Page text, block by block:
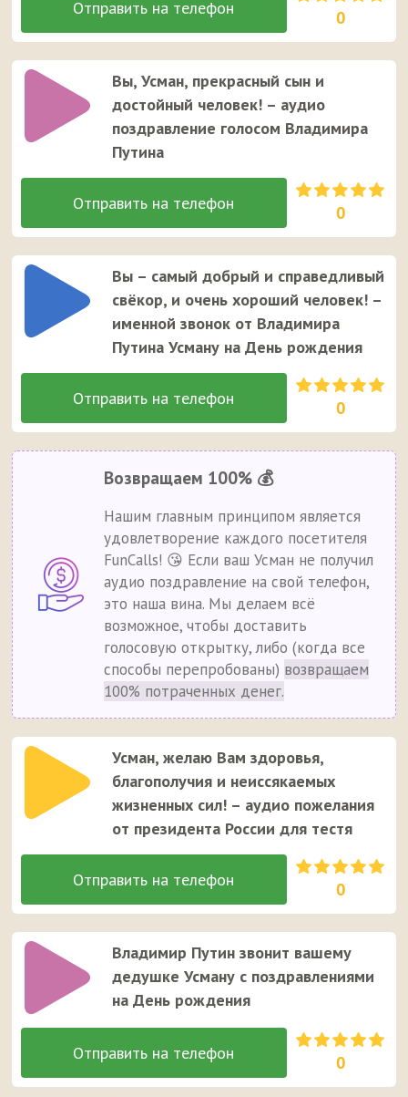
0
Вы, Усман, прекрасный сын и
достойный человек! – аудио
поздравление голосом Владимира
Путина
0
Вы – самый добрый и справедливый
свёкор, и очень хороший человек! –
именной звонок от Владимира
Путина Усману на День рождения
0
Возвращаем 100% 💰
Нашим главным принципом является
удовлетворение каждого посетителя
FunCalls! 😘 Если ваш Усман не получил
аудио поздравление на свой телефон,
это наша вина. Мы делаем всё
возможное, чтобы доставить
голосовую открытку, либо (когда все
способы перепробованы) возвращаем
100% потраченных денег.
Усман, желаю Вам здоровья,
благополучия и неиссякаемых
жизненных сил! – аудио пожелания
от президента России для тестя
0
Владимир Путин звонит вашему
дедушке Усману с поздравлениями
на День рождения
0